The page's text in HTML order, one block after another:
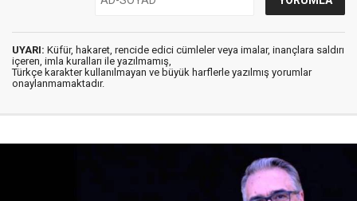
UYARI: Küfür, hakaret, rencide edici cümleler veya imalar, inançlara saldırı
içeren, imla kuralları ile yazılmamış,
Türkçe karakter kullanılmayan ve büyük harflerle yazılmış yorumlar
onaylanmamaktadır.